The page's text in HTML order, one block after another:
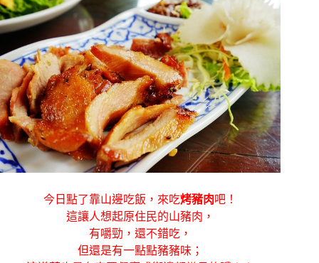
今日點了靠山邊吃飯，來吃烤豬肉吧！
這讓人想起原住民的山豬肉，
有嚼勁，還不錯吃，
但還是有一點點豬豬味；